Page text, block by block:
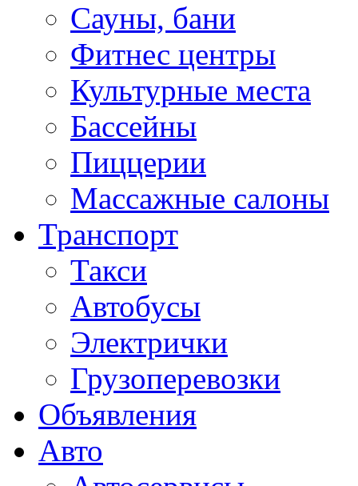
Сауны, бани
Фитнес центры
Культурные места
Бассейны
Пиццерии
Массажные салоны
Транспорт
Такси
Автобусы
Электрички
Грузоперевозки
Объявления
Авто